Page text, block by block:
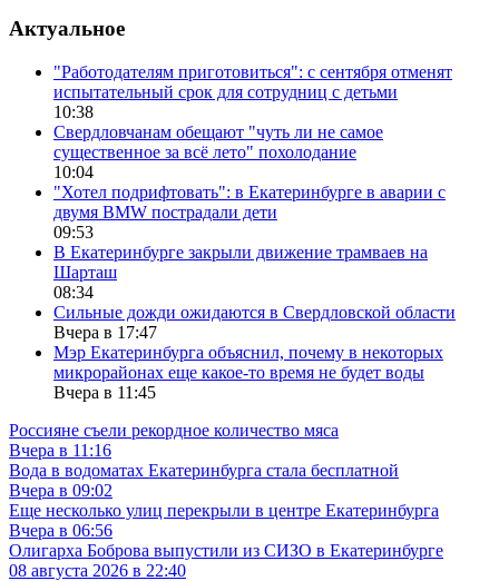
Актуальное
"Работодателям приготовиться": с сентября отменят
испытательный срок для сотрудниц с детьми
10:38
Свердловчанам обещают "чуть ли не самое
существенное за всё лето" похолодание
10:04
"Хотел подрифтовать": в Екатеринбурге в аварии с
двумя BMW пострадали дети
09:53
В Екатеринбурге закрыли движение трамваев на
Шарташ
08:34
Сильные дожди ожидаются в Свердловской области
Вчера в 17:47
Мэр Екатеринбурга объяснил, почему в некоторых
микрорайонах еще какое-то время не будет воды
Вчера в 11:45
Россияне съели рекордное количество мяса
Вчера в 11:16
Вода в водоматах Екатеринбурга стала бесплатной
Вчера в 09:02
Еще несколько улиц перекрыли в центре Екатеринбурга
Вчера в 06:56
Олигарха Боброва выпустили из СИЗО в Екатеринбурге
08 августа 2026 в 22:40